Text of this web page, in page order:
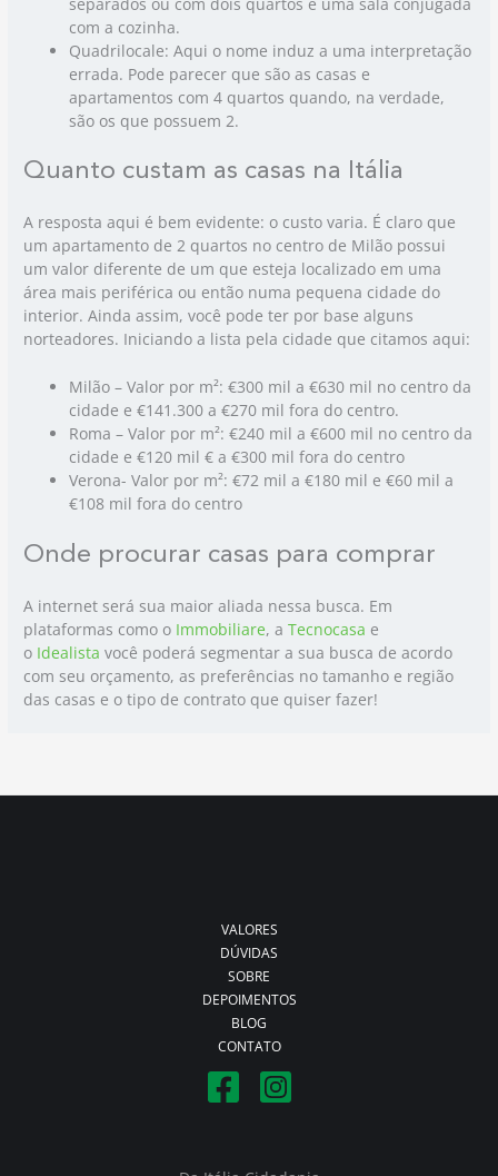
com a cozinha.
Quadrilocale: Aqui o nome induz a uma interpretação
errada. Pode parecer que são as casas e
apartamentos com 4 quartos quando, na verdade,
são os que possuem 2.
Quanto custam as casas na Itália
A resposta aqui é bem evidente: o custo varia. É claro que
um apartamento de 2 quartos no centro de Milão possui
um valor diferente de um que esteja localizado em uma
área mais periférica ou então numa pequena cidade do
interior. Ainda assim, você pode ter por base alguns
norteadores. Iniciando a lista pela cidade que citamos aqui:‍
Milão – Valor por m²: €300 mil a €630 mil no centro da
cidade e €141.300 a €270 mil fora do centro.
Roma – Valor por m²: €240 mil a €600 mil no centro da
cidade e €120 mil € a €300 mil fora do centro
Verona- Valor por m²: €72 mil a €180 mil e €60 mil a
€108 mil fora do centro
Onde procurar casas para comprar
A internet será sua maior aliada nessa busca. Em
plataformas como o Immobiliare, aTecnocasa e
o Idealista você poderá segmentar a sua busca de acordo
com seu orçamento, as preferências no tamanho e região
das casas e o tipo de contrato que quiser fazer!
VALORES
DÚVIDAS
SOBRE
DEPOIMENTOS
BLOG
CONTATO